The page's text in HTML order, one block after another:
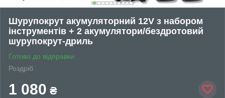
Шурупокрут акумуляторний 12V з набором
інструментів + 2 акумулятори/бездротовий
шурупокрут-дриль
Готово до відправки
Роздріб
1 080 ₴